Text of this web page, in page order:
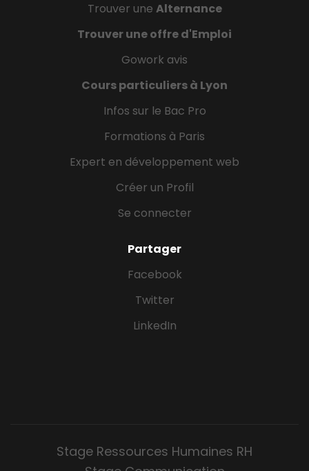
Trouver une Alternance
Trouver une offre d'Emploi
Gowork avis
Cours particuliers à Lyon
Infos sur le Bac Pro
Formations à Paris
Expert en développement web
Créer un Profil
Se connecter
Partager
Facebook
Twitter
LinkedIn
Stage Ressources Humaines RH